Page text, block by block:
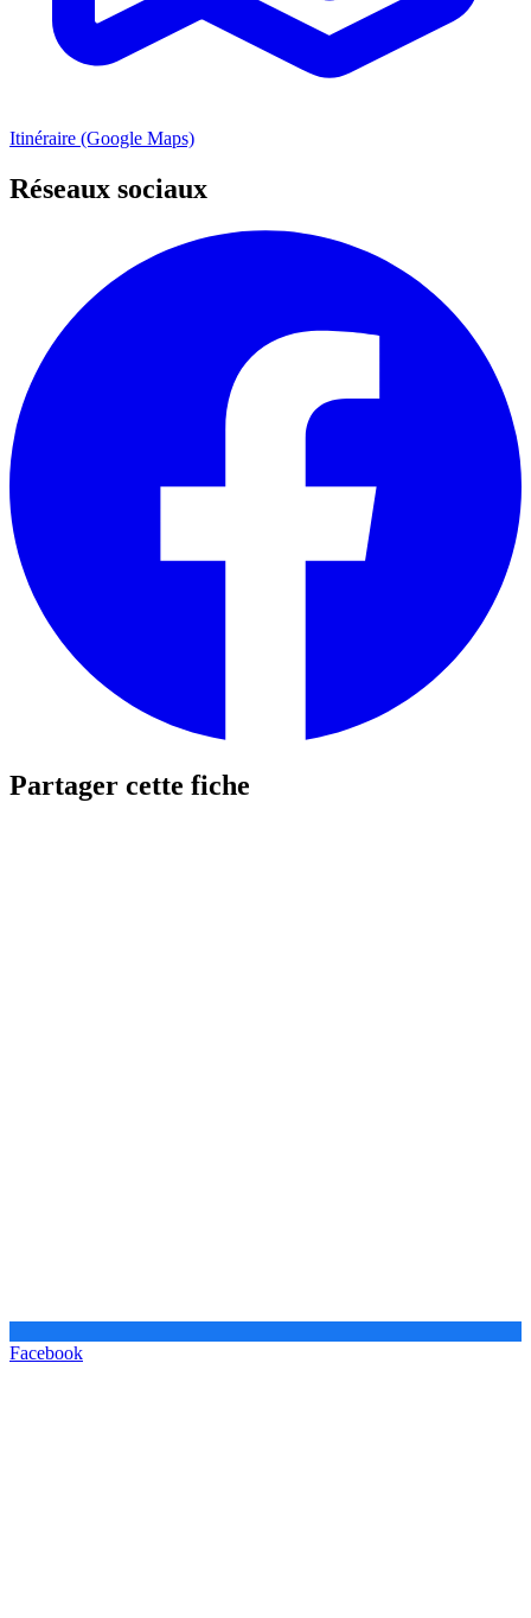
Itinéraire (Google Maps)
Réseaux sociaux
Partager cette fiche
Facebook